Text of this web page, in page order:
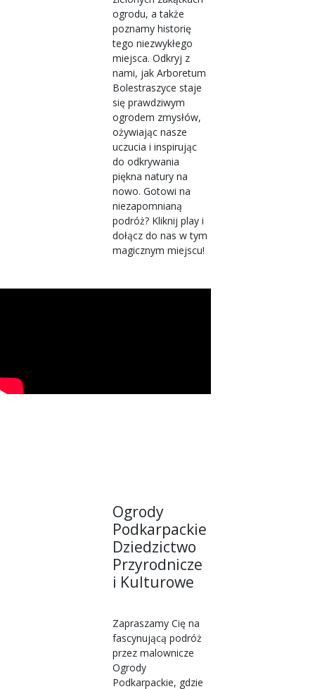
ogrodu, a także
poznamy historię
tego niezwykłego
miejsca. Odkryj z
nami, jak Arboretum
Bolestraszyce staje
się prawdziwym
ogrodem zmysłów,
ożywiając nasze
uczucia i inspirując
do odkrywania
piękna natury na
nowo. Gotowi na
niezapomnianą
podróż? Kliknij play i
dołącz do nas w tym
magicznym miejscu!
Ogrody
Podkarpackie
Dziedzictwo
Przyrodnicze
i Kulturowe
Zapraszamy Cię na
fascynującą podróż
przez malownicze
Ogrody
Podkarpackie, gdzie